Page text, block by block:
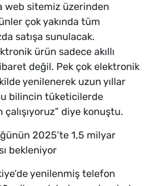
web sitemiz üzerinden
çok yakında tüm
satışa sunulacak.
ürün sadece akıllı
değil. Pek çok elektronik
yenilenerek uzun yıllar
bilincin tüketicilerde
diye konuştu.
2025’te 1,5 milyar
bekleniyor
yenilenmiş telefon